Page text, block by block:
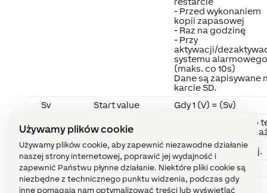
Używamy plików cookie
Używamy plików cookie, aby zapewnić niezawodne działanie
naszej strony internetowej, poprawić jej wydajność i
zapewnić Państwu płynne działanie. Niektóre pliki cookie są
niezbędne z technicznego punktu widzenia, podczas gdy
inne pomagają nam optymalizować treści lub wyświetlać
- Przed wykonaniem
kopii zapasowej
- Raz na godzinę
- Przy
aktywacji/
systemu alarmowego
(maks. co 10s)
Dane są zapisywane
karcie SD.
Sv
Start value
Gdy 1 (V) = (Sv)
(V) jest zmieniana o
wartość co 100 ms,
do osiągnięcia
wartości docelowej.
L1
Step 1
Krok 1
L2
Step 2 Krok 2